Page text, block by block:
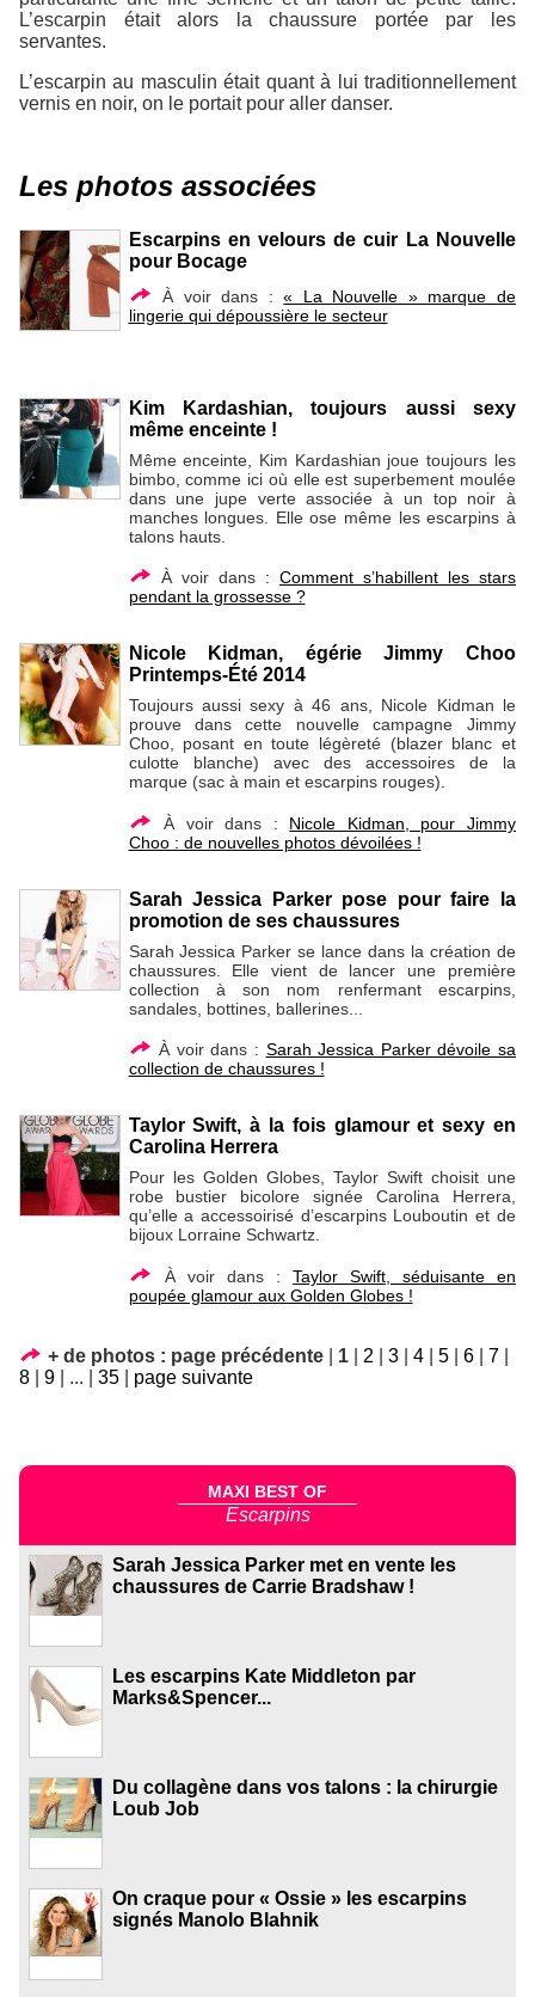
L’escarpin était alors la chaussure portée par les
servantes.
L’escarpin au masculin était quant à lui traditionnellement
vernis en noir, on le portait pour aller danser.
Les photos associées
Escarpins en velours de cuir La Nouvelle
pour Bocage
À voir dans :« La Nouvelle » marque de
lingerie qui dépoussière le secteur
Kim Kardashian, toujours aussi sexy
même enceinte !
Même enceinte, Kim Kardashian joue toujours les
bimbo, comme ici où elle est superbement moulée
dans une jupe verte associée à un top noir à
manches longues. Elle ose même les escarpins à
talons hauts.
À voir dans :Comment s’habillent les stars
pendant la grossesse ?
Nicole Kidman, égérie Jimmy Choo
Printemps-Été 2014
Toujours aussi sexy à 46 ans, Nicole Kidman le
prouve dans cette nouvelle campagne Jimmy
Choo, posant en toute légèreté (blazer blanc et
culotte blanche) avec des accessoires de la
marque (sac à main et escarpins rouges).
À voir dans : Nicole Kidman, pour Jimmy
Choo : de nouvelles photos dévoilées !
Sarah Jessica Parker pose pour faire la
promotion de ses chaussures
Sarah Jessica Parker se lance dans la création de
chaussures. Elle vient de lancer une première
collection à son nom renfermant escarpins,
sandales, bottines, ballerines...
À voir dans : Sarah Jessica Parker dévoile sa
collection de chaussures !
Taylor Swift, à la fois glamour et sexy en
Carolina Herrera
Pour les Golden Globes, Taylor Swift choisit une
robe bustier bicolore signée Carolina Herrera,
qu’elle a accessoirisé d’escarpins Louboutin et de
bijoux Lorraine Schwartz.
À voir dans : Taylor Swift, séduisante en
poupée glamour aux Golden Globes !
+ de photos : page précédente 1 2 3 4 5 6 7
8
9 ... 35 page suivante
MAXI BEST OF
Escarpins
Sarah Jessica Parker met en vente les
chaussures de Carrie Bradshaw !
Les escarpins Kate Middleton par
Marks&Spencer...
Du collagène dans vos talons : la chirurgie
Loub Job
On craque pour « Ossie » les escarpins
signés Manolo Blahnik